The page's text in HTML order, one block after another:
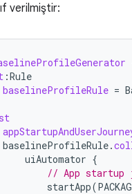
verilmiştir:
:Rule
baselineProfileRule =
baselineProfileRule.
uiAutomator {
// App startup
startApp(